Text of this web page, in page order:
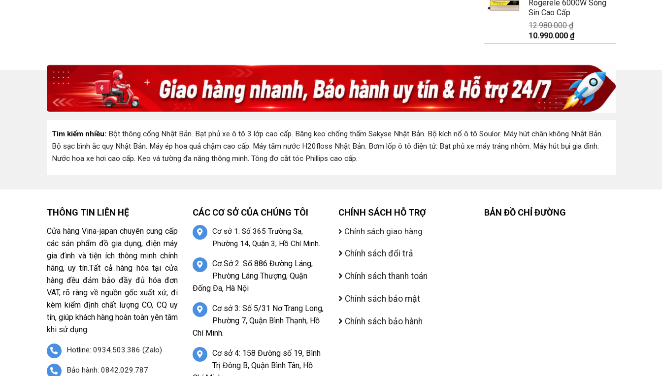
2.990.000 ₫.
Rogerele 6000W Sóng
Sin Cao Cấp
12.980.000₫
Giá
gốc
12.980.000 ₫.
10.990.000₫Giá
hiện
là:
10.990.000 ₫.
Tìm kiếm nhiều: Bột thông cống Nhật Bản. Bạt phủ xe ô tô 3 lớp cao cấp. Băng keo chống thấm Sakyse Nhật Bản. Bộ kích nổ ô tô Soulor. Máy hút chân không Nhật Bản.
Bộ sạc bình ắc quy Nhật Bản. Máy ép hoa quả chậm cao cấp. Máy tăm nước H20floss Nhật Bản. Bơm lốp ô tô điện tử. Bạt phủ xe máy tráng nhôm. Máy hút bụi gia đình.
Nước hoa xe hơi cao cấp. Keo vá tường đa năng thông minh. Tông đơ cắt tóc Phillips cao cấp.
THÔNG TIN LIÊN HỆ
Cửa hàng Vina-japan chuyên cung cấp
các sản phẩm đồ gia dụng, điện máy
gia đình và tiện ích thông minh chính
hãng, uy tín.Tất cả hàng hóa tại cửa
hàng đều đảm bảo đầy đủ hóa đơn
VAT, rõ ràng về nguồn gốc xuất xứ, đi
kèm kiểm định chất lượng CO, CQ uy
tín, giúp khách hàng hoàn toàn yên tâm
khi sử dụng.
Hotline: 0934.503.386 (Zalo)
Bảo hành: 0842.029.787
CÁC CƠ SỞ CỦA CHÚNG TÔI
Cơ sở 1: Số 365 Trường Sa,
Phường 14, Quận 3, Hồ Chí Minh.
Cơ Sở 2: Số 886 Đường Láng,
Phường Láng Thượng, Quận
Đống Đa, Hà Nội
Cơ sở 3: Số 5/31 Nơ Trang Long,
Phường 7, Quận Bình Thạnh, Hồ
Chí Minh.
Cơ sở 4: 158 Đường số 19, Bình
Trị Đông B, Quận Bình Tân, Hồ
CHÍNH SÁCH HỖ TRỢ
Chính sách giao hàng
Chính sách đổi trả
Chính sách thanh toán
Chính sách bảo mật
Chính sách bảo hành
BẢN ĐỒ CHỈ ĐƯỜNG